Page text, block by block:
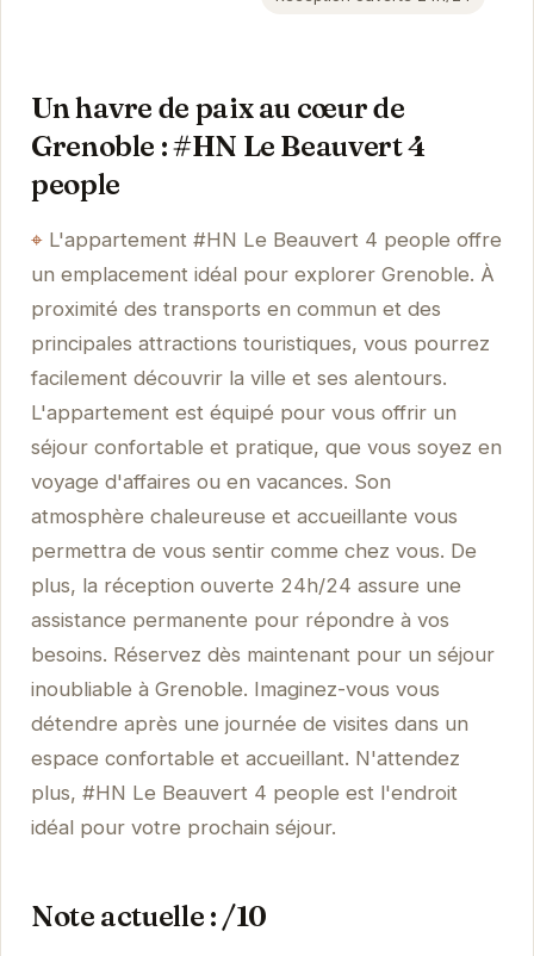
Un havre de paix au cœur de
Grenoble : #HN Le Beauvert 4
people
L'appartement #HN Le Beauvert 4 people offre
un emplacement idéal pour explorer Grenoble. À
proximité des transports en commun et des
principales attractions touristiques, vous pourrez
facilement découvrir la ville et ses alentours.
L'appartement est équipé pour vous offrir un
séjour confortable et pratique, que vous soyez en
voyage d'affaires ou en vacances. Son
atmosphère chaleureuse et accueillante vous
permettra de vous sentir comme chez vous. De
plus, la réception ouverte 24h/24 assure une
assistance permanente pour répondre à vos
besoins. Réservez dès maintenant pour un séjour
inoubliable à Grenoble. Imaginez-vous vous
détendre après une journée de visites dans un
espace confortable et accueillant. N'attendez
plus, #HN Le Beauvert 4 people est l'endroit
idéal pour votre prochain séjour.
Note actuelle : /10